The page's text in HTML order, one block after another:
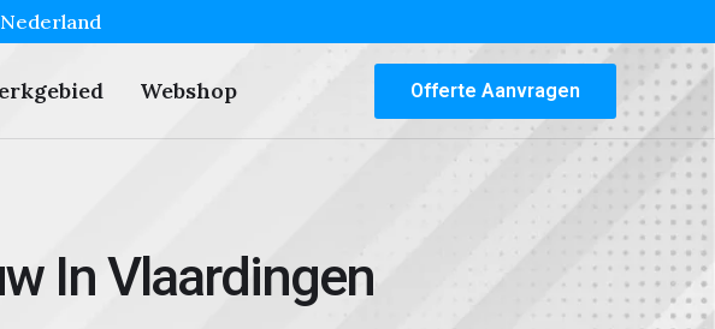
Webshop Offerte Aanvragen
In Vlaardingen